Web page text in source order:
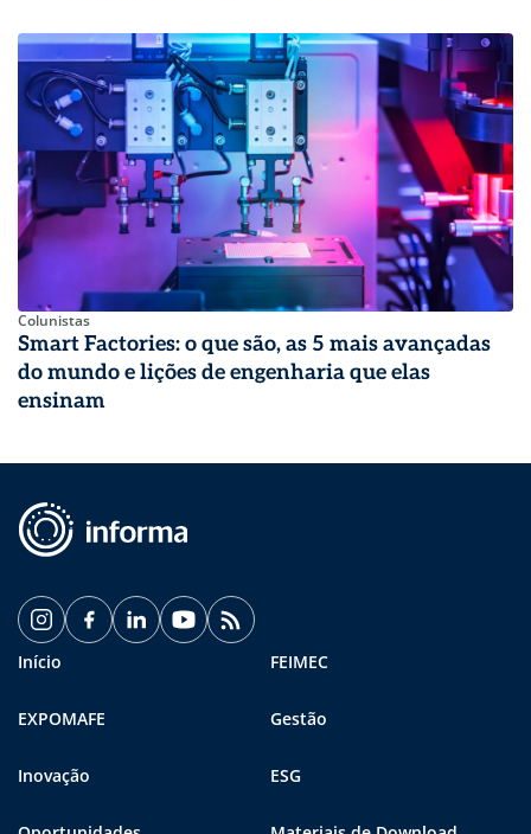
Colunistas
Smart Factories: o que são, as 5 mais avançadas
do mundo e lições de engenharia que elas
ensinam
Início FEIMEC
EXPOMAFE Gestão
Inovação ESG